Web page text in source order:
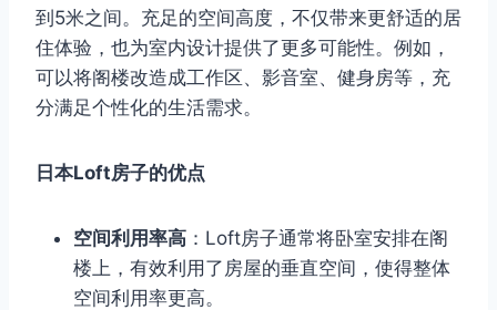
到5米之间。充足的空间高度，不仅带来更舒适的居
住体验，也为室内设计提供了更多可能性。例如，
可以将阁楼改造成工作区、影音室、健身房等，充
分满足个性化的生活需求。
日本Loft房子的优点
空间利用率高 ：Loft房子通常将卧室安排在阁
楼上，有效利用了房屋的垂直空间，使得整体
空间利用率更高。